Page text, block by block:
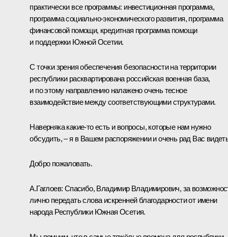
практически все программы: инвестиционная программа,
программа социально-экономического развития, программа
финансовой помощи, кредитная программа помощи
и поддержки Южной Осетии.
С точки зрения обеспечения безопасности на территории
республики расквартирована российская военная база,
и по этому направлению налажено очень тесное
взаимодействие между соответствующими структурами.
Наверняка какие-то есть и вопросы, которые нам нужно
обсудить, – я в Вашем распоряжении и очень рад Вас
Добро пожаловать.
А.Гаглоев: Спасибо, Владимир Владимирович, за
лично передать слова искренней благодарности от имени
народа Республики Южная Осетия.